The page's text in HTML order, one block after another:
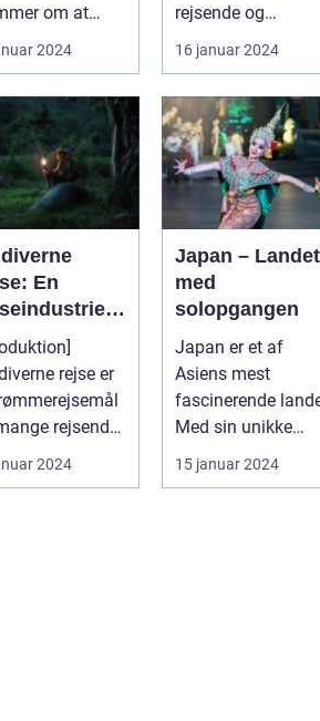
om at
og
destina...
2024
rejsende og
eventyrlystne. Det
et paradi...
16 januar 2024
En
rejse er
rejsende
sine k...
2024
Japan – Landet
med
solopgangen
Japan er et af
Asiens mest
fascinerende
Med sin unikke
blanding af
tradition og
15 januar 2024